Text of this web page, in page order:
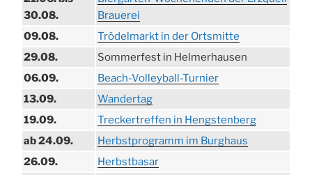
30.08.
Brauerei
09.08.
Trödelmarkt in der Ortsmitte
29.08.
Sommerfest in Helmerhausen
06.09.
Beach-Volleyball-Turnier
13.09.
Wandertag
19.09.
Treckertreffen in Hengstenberg
ab 24.09.
Herbstprogramm im Burghaus
26.09.
Herbstbasar